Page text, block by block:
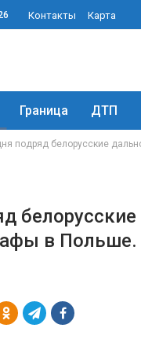
Контакты Карта
Граница ДТП
подряд белорусские
в Польше.